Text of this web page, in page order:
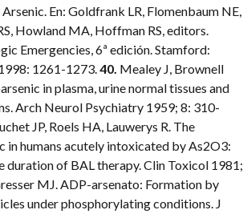
En: Goldfrank LR, Flomenbaum NE,
Howland MA, Hoffman RS, editors.
Emergencies, 6ª edición. Stamford:
1261-1273.40. Mealey J, Brownell
in plasma, urine normal tissues and
Arch Neurol Psychiatry 1959; 8: 310-
JP, Roels HA, Lauwerys R. The
in humans acutely intoxicated by As2O3:
duration of BAL therapy. Clin Toxicol 1981;
MJ. ADP-arsenato: Formation by
under phosphorylating conditions. J